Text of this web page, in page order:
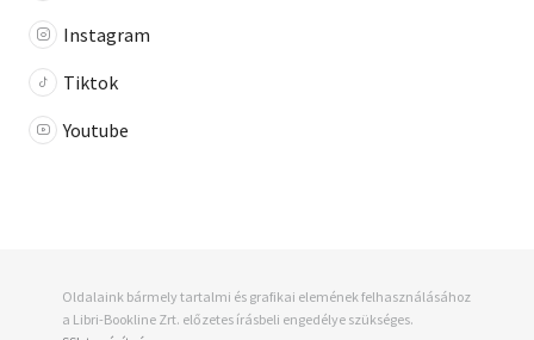
Instagram
Tiktok
Youtube
Oldalaink bármely tartalmi és grafikai elemének felhasználásához
a Libri-Bookline Zrt. előzetes írásbeli engedélye szükséges.